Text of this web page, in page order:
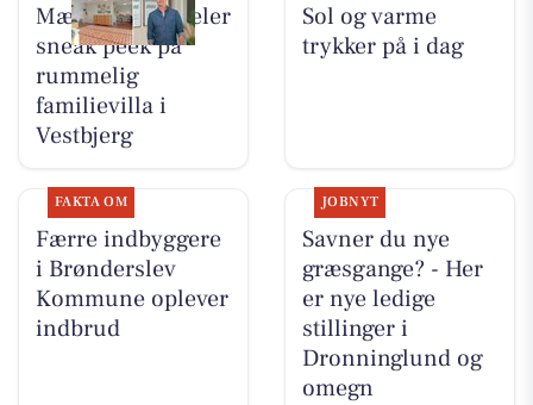
Mæglerhuset deler
sneak peek på
rummelig
familievilla i
Vestbjerg
Sol og varme
trykker på i dag
FAKTA OM
Færre indbyggere
i Brønderslev
Kommune oplever
indbrud
JOBNYT
Savner du nye
græsgange? - Her
er nye ledige
stillinger i
Dronninglund og
omegn